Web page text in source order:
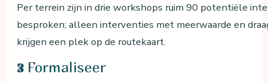
Per terrein zijn in drie workshops ruim 90 potentiële
besproken; alleen interventies met meerwaarde en
krijgen een plek op de routekaart.
3 Formaliseer